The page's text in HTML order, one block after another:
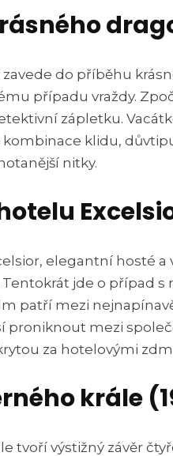
do příběhu
případu vraždy.
zápletku.
kombinace klidu,
nitky.
elegantní hosté a
jde o případ s
patří mezi
proniknout mezi
za hotelovými
krále
tvoří výstižný závěr